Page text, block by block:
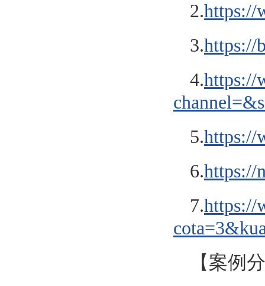
2.https://
3.https://
4.https://
5.https://
6.https://
7.https://
【案例